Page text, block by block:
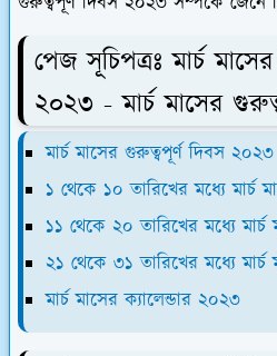
পেজ সূচিপত্রঃমার্চ
২০২৩ - মার্চ মাসের
মার্চ মাসের গুরুত্বপূর্ণ দিবস ২০২৩
১ থেকে ১০ তারিখের মধ্যে
১১ থেকে ২০ তারিখের মধ্যে
২১ থেকে ৩১ তারিখের মধ্যে
মার্চ মাসের ক্যালেন্ডার ২০২৩